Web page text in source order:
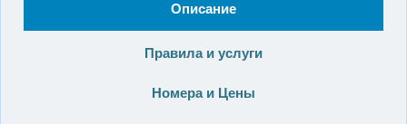
Описание
Правила и услуги
Номера и Цены